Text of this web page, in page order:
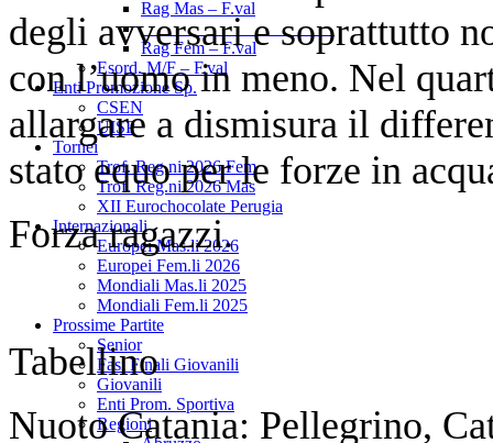
Rag Mas – F.val
______________________
Rag Fem – F.val
Esord. M/F – F.val
Enti Promozione Sp.
CSEN
UISP
Tornei
Trof. Reg.ni 2026 Fem
Trof. Reg.ni 2026 Mas
XII Eurochocolate Perugia
Internazionali
Europei Mas.li 2026
Europei Fem.li 2026
Mondiali Mas.li 2025
Mondiali Fem.li 2025
Prossime Partite
Senior
Fasi Finali Giovanili
Giovanili
Enti Prom. Sportiva
Regioni
degli avversari e soprattutto
con l’uomo in meno. Nel
allargare a dismisura il
stato equo per le forze in
Forza ragazzi.
Tabellino
Nuoto Catania: Pellegrino,